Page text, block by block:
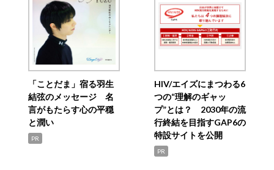
「ことだま」宿る羽生
結弦のメッセージ 名
言がもたらす心の平穏
と潤い
PR
HIV/エイズにまつわる6
つの“理解のギャッ
プ”とは？ 2030年の流
行終結を目指すGAP6の
特設サイトを公開
PR